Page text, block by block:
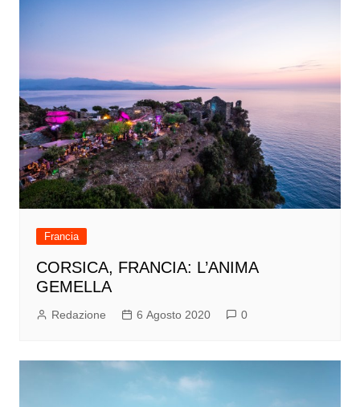
Francia
CORSICA, FRANCIA: L’ANIMA
GEMELLA
Redazione 6 Agosto 2020 0